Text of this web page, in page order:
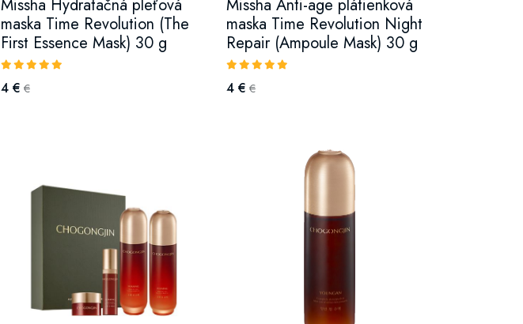
Missha Hydratačná pleťová
maska Time Revolution (The
First Essence Mask) 30 g
4 € €
Missha Anti-age plátienková
maska Time Revolution Night
Repair (Ampoule Mask) 30 g
4 € €